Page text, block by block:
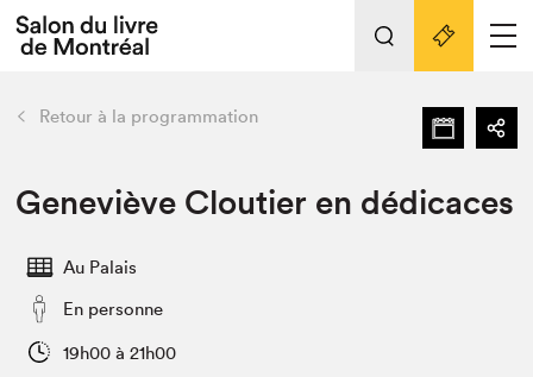
L'événement
Préparer sa visite au Salon
Actualités
SLM PRO
retour Nos activités
Préparer sa visite
Salon au Palais
Liens pratiques
Retour à la programmation
Geneviève Cloutier en dédicaces
Au Palais
En personne
19h00 à 21h00